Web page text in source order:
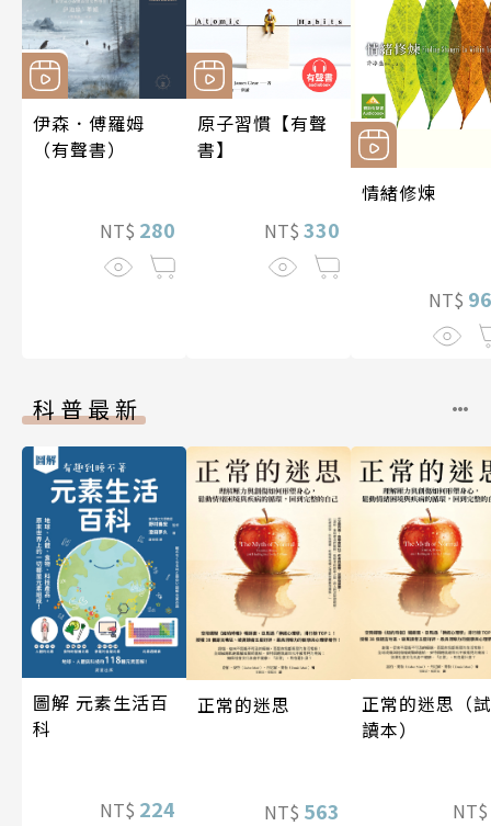
伊森．傅羅姆
（有聲書）
NT$ 280
原子習慣【有聲
書】
NT$ 330
情緒修煉
NT$
科普最新
圖解 元素生活百
科
NT$ 224
正常的迷思
NT$ 563
正常的迷思（試
讀本）
NT$